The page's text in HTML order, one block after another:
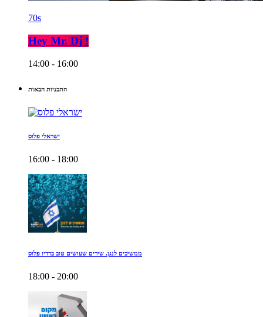
70s
Hey Mr. Dj !
14:00 - 16:00
התכניות הבאות
ישראלי פלוס
16:00 - 18:00
ממשיכים לנגן. שירים שעושים טוב ברדיו פלוס
18:00 - 20:00